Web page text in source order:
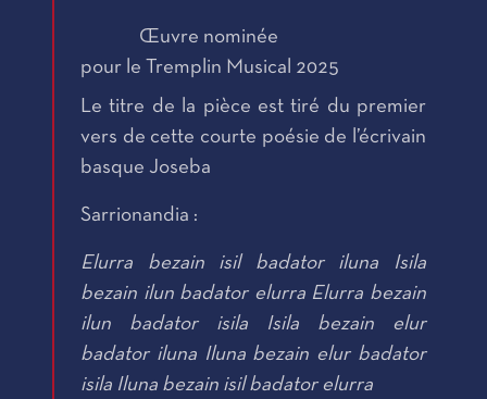
Œuvre nominée
pour le Tremplin Musical 2025
Le titre de la pièce est tiré du premier
vers de cette courte poésie de l’écrivain
basque Joseba
Sarrionandia :
Elurra bezain isil badator iluna Isila
bezain ilun badator elurra Elurra bezain
ilun badator isila Isila bezain elur
badator iluna Iluna bezain elur badator
isila Iluna bezain isil badator elurra